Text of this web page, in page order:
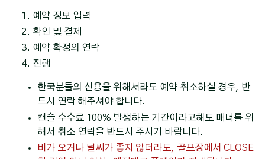
예약 정보 입력
확인 및 결제
예약 확정의 연락
진행
한국분들의 신용을 위해서라도 예약 취소하실 경우, 반
드시 연락 해주셔야 합니다.
캔슬 수수료 100% 발생하는 기간이라고해도 매너를 위
해서 취소 연락을 반드시 주시기 바랍니다.
비가 오거나 날씨가 좋지 않더라도, 골프장에서 CLOSE